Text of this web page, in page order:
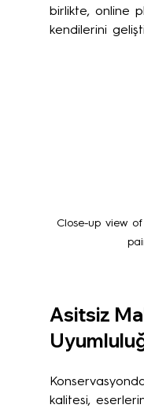
birlikte, online
kendilerini
Close-up view
Asitsiz
kalitesi,